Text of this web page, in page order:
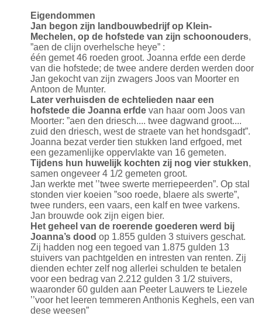
Eigendommen
Jan begon zijn landbouwbedrijf op Klein-
Mechelen, op de hofstede van zijn schoonouders,
”aen de clijn overhelsche heye” :
één gemet 46 roeden groot. Joanna erfde een derde
van die hofstede; de twee andere derden werden door
Jan gekocht van zijn zwagers Joos van Moorter en
Antoon de Munter.
Later verhuisden de echtelieden naar een
hofstede die Joanna erfde van haar oom Joos van
Moorter: ”aen den driesch.... twee dagwand groot....
zuid den driesch, west de straete van het hondsgadt”.
Joanna bezat verder tien stukken land erfgoed, met
een gezamenlijke oppervlakte van 16 gemeten.
Tijdens hun huwelijk kochten zij nog vier stukken,
samen ongeveer 4 1/2 gemeten groot.
Jan werkte met ’’twee swerte merriepeerden”. Op stal
stonden vier koeien ”soo roede, blaere als swerte”,
twee runders, een vaars, een kalf en twee varkens.
Jan brouwde ook zijn eigen bier.
Het geheel van de roerende goederen werd bij
Joanna’s dood op 1.855 gulden 3 stuivers geschat.
Zij hadden nog een tegoed van 1.875 gulden 13
stuivers van pachtgelden en intresten van renten. Zij
dienden echter zelf nog allerlei schulden te betalen
voor een bedrag van 2.212 gulden 3 1/2 stuivers,
waaronder 60 gulden aan Peeter Lauwers te Liezele
’’voor het leeren temmeren Anthonis Keghels, een van
dese weesen”